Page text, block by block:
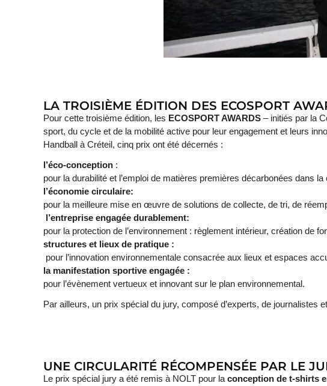
LA TROISIÈME ÉDITION DES ECOSPORT
Pour cette troisième édition, les ECOSPORT AWARDS – initiés par la
sport, du cycle et de la mobilité active pour leur engagement et leurs
Handball à Créteil, cinq prix ont été décernés :
l’éco-conception :
pour la durabilité et l’emploi de matières premières décarbonées dans
l’économie circulaire:
pour la meilleure mise en œuvre de solutions de collecte, de tri, de
l’entreprise engagée durablement:
pour la protection de l’environnement : règlement intérieur, création de
structures et lieux de pratique :
pour l’innovation environnementale consacrée aux lieux et espaces
la manifestation sportive engagée :
pour l’évènement vertueux et innovant sur le plan environnemental.
Par ailleurs, un prix spécial du jury, composé d’experts, de journalistes
UNE CIRCULARITÉ RÉCOMPENSÉE PAR LE
Le prix spécial jury a été remis à NOLT pour la conception de t-shirts